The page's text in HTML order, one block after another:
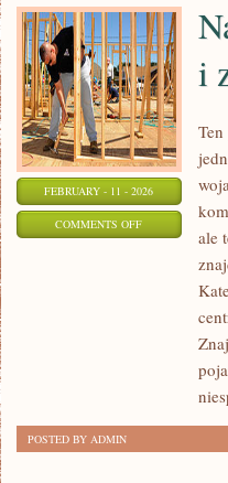
FEBRUARY - 11 - 2026
COMMENTS OFFON
FRANCUSKIEGO
i
ale
POSTED BY ADMIN